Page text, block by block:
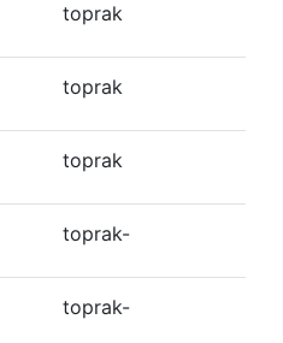
toprak
toprak
toprak
toprak-
toprak-